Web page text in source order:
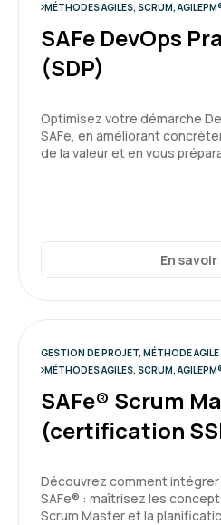
MÉTHODES AGILES, SCRUM,
SAFe DevOps
(SDP)
Optimisez votre démarche
SAFe, en améliorant
de la valeur et en vous
En savoir
GESTION DE PROJET, MÉTHODE AGILE
MÉTHODES AGILES, SCRUM,
SAFe® Scrum
(certification
Découvrez comment intégrer
SAFe® : maîtrisez les
Scrum Master et la